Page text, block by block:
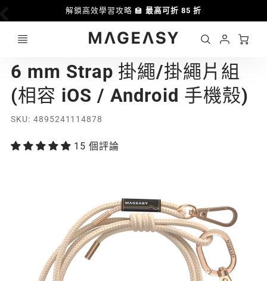
解鎖高效學習攻略 🏫 最高可折 85 折
Login
MAGEASY
6 mm Strap 掛繩/掛繩片組
(相容 iOS / Android 手機殼)
SKU 4895241114878
15 個評論